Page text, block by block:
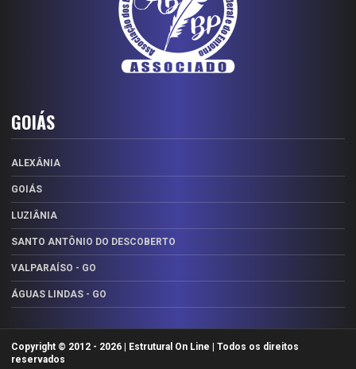
GOIÁS
ALEXÂNIA
GOIÁS
LUZIÂNIA
SANTO ANTÔNIO DO DESCOBERTO
VALPARAÍSO - GO
ÁGUAS LINDAS - GO
Copyright © 2012 - 2026 | Estrutural On Line | Todos os direitos
reservados